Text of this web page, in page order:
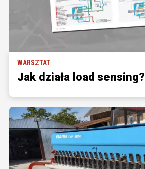
WARSZTAT
Jak działa load sensing?